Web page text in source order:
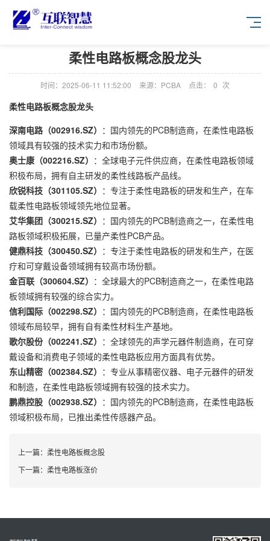
柔性电路板概念股龙头
时间：2025-06-11 11:52:00 来源：PCBA 点击： 0 次
柔性电路板概念股龙头
深南电路（002916.SZ） ：国内领先的PCB制造商，在柔性电路板
领域具有较强的技术实力和市场份额。
奥士康（002216.SZ） ：全球电子元件供应商，在柔性电路板领域
积极布局，拥有自主研发的柔性线路板产品线。
欣锐科技（301105.SZ） ：专注于柔性电路板的研发和生产，在车
载柔性电路板领域领先地位显著。
艾华集团（300215.SZ） ：国内领先的PCB制造商之一，在柔性电
路板领域积极拓展，已量产柔性PCB产品。
健鼎科技（300450.SZ） ：专注于柔性电路板的研发和生产，在医
疗和可穿戴设备领域拥有较高市场份额。
金百联（300604.SZ） ：全球最大的PCB制造商之一，在柔性电路
板领域拥有较强的综合实力。
信利国际（002298.SZ） ：国内领先的PCB制造商，在柔性电路板
领域布局较早，拥有自有柔性材料生产基地。
歌尔股份（002241.SZ） ：全球领先的声学元器件制造商，在可穿
戴设备和消费电子领域的柔性电路板应用方面具有优势。
东山精密（002384.SZ） ：专业从事精密仪器、电子元器件的研发
和制造，在柔性电路板领域拥有较强的技术实力。
鹏鼎控股（002938.SZ） ：国内领先的PCB制造商，在柔性电路板
领域积极布局，已推出柔性传感器产品。
上一篇： 柔性电路板概念股
下一篇： 柔性电路板涨价